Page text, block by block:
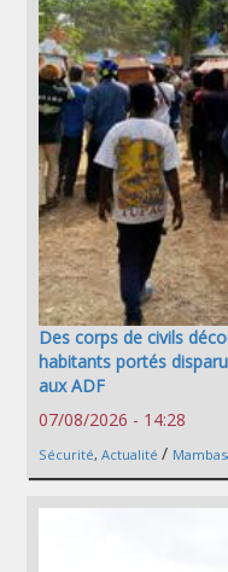
Des corps de civils
habitants portés
aux ADF
07/08/2026 - 14:28
Sécurité, Actualité /